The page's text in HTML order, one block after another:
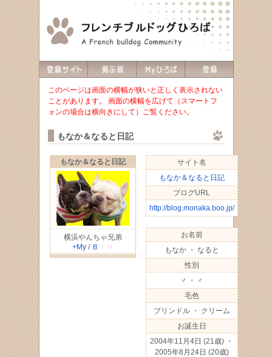
このページは画面の横幅が狭いと正しく表示されない
ことがあります。 画面の横幅を広げて（スマートフ
ォンの場合は横向きにして）ご覧ください。
もなか＆なると日記
もなか＆なると日記
横浜やんちゃ兄弟
+My/ Ｂ ＩＨ
サイト名
もなか＆なると日記
ブログURL
http://blog.monaka.boo.jp/
お名前
もなか ・ なると
性別
♂ ・ ♂
毛色
ブリンドル ・ クリーム
お誕生日
2004年11月4日 (21歳) ・
2005年8月24日 (20歳)